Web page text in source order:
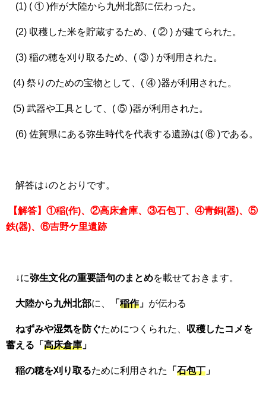
(1) ( ① )作が大陸から九州北部に伝わった。
(2) 収穫した米を貯蔵するため、( ② ) が建てられた。
(3) 稲の穂を刈り取るため、( ③ ) が利用された。
(4) 祭りのための宝物として、( ④ )器が利用された。
(5) 武器や工具として、( ⑤ )器が利用された。
(6) 佐賀県にある弥生時代を代表する遺跡は( ⑥ )である。
解答は↓のとおりです。
【解答】①稲(作)、②高床倉庫、③石包丁、④青銅(器)、⑤
鉄(器)、⑥吉野ケ里遺跡
↓に弥生文化の重要語句のまとめを載せておきます。
大陸から九州北部に、 「 稲作」 が伝わる
ねずみや湿気を防ぐためにつくられた、 収穫したコメを
蓄える「 高床倉庫 」
稲の穂を刈り取るために利用された 「 石包丁 」